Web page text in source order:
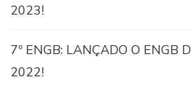
2023!
7º ENGB: LANÇADO O ENGB
2022!